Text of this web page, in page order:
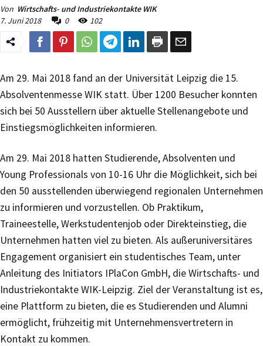
Von Wirtschafts- und Industriekontakte WIK
7. Juni 2018
0 102
Am 29. Mai 2018 fand an der Universität Leipzig die 15.
Absolventenmesse WIK statt. Über 1200 Besucher konnten
sich bei 50 Ausstellern über aktuelle Stellenangebote und
Einstiegsmöglichkeiten informieren.
Am 29. Mai 2018 hatten Studierende, Absolventen und
Young Professionals von 10-16 Uhr die Möglichkeit, sich bei
den 50 ausstellenden überwiegend regionalen Unternehmen
zu informieren und vorzustellen. Ob Praktikum,
Traineestelle, Werkstudentenjob oder Direkteinstieg, die
Unternehmen hatten viel zu bieten. Als außeruniversitäres
Engagement organisiert ein studentisches Team, unter
Anleitung des Initiators IPlaCon GmbH, die Wirtschafts- und
Industriekontakte WIK-Leipzig. Ziel der Veranstaltung ist es,
eine Plattform zu bieten, die es Studierenden und Alumni
ermöglicht, frühzeitig mit Unternehmensvertretern in
Kontakt zu kommen.